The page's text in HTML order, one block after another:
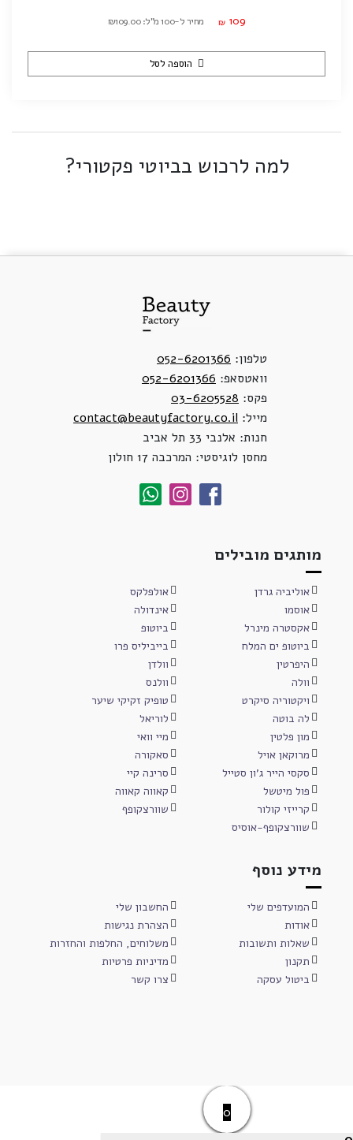
₪ 109 מחיר ל-100 מ"ל: ₪109.00
הוספה לסל
למה לרכוש בביוטי פקטורי?
טלפון: 052-6201366
וואטסאפ: 052-6201366
פקס: 03-6205528
מייל: contact@beautyfactory.co.il
חנות: אלנבי 33 תל אביב
מחסן לוגיסטי: המרכבה 17 חולון
מותגים מובילים
אוליביה גרדן
אולפלקס
אוסמו
אינדולה
אקסטרה מינרל
ביוטופ
ביוטופ ים המלח
בייביליס פרו
היפרטין
וולדן
וולה
וולנס
ויקטוריה סיקרט
טופיק זקיקי שיער
לה בוטה
לוריאל
מון פלטין
מיי וואי
מרוקאן אויל
סאקורה
סקסי הייר ג'ון סטייל
סרינה קיי
פול מיטשל
קאווה קאווה
קרייזי קולור
שוורצקופף
שוורצקופף-אוסיס
מידע נוסף
המועדפים שלי
החשבון שלי
אודות
הצהרת נגישות
שאלות ותשובות
משלוחים, החלפות והחזרות
תקנון
מדיניות פרטיות
ביטול עסקה
צרו קשר
0